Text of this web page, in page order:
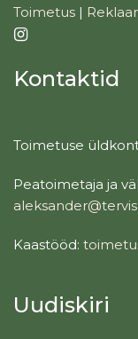
Toimetus |
Kontaktid
Toimetuse
Peatoimetaja ja
Kaastööd:
Uudiskiri